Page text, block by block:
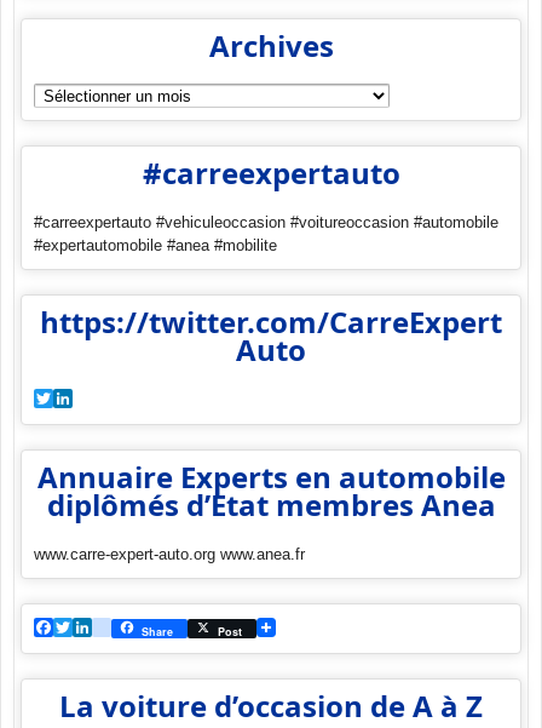
Archives
Archives
#carreexpertauto
#carreexpertauto #vehiculeoccasion #voitureoccasion #automobile
#expertautomobile #anea #mobilite
https://twitter.com/CarreExpert
Auto
Twitter
Annuaire Experts en automobile
diplômés d’Etat membres Anea
www.carre-expert-auto.org www.anea.fr
Facebook
TwitterLinkedIn
viadeo
Share Post
La voiture d’occasion de A à Z